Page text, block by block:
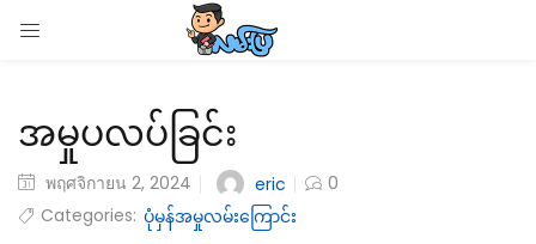
အမှုပလပ်ခြင်း
พฤศจิกายน 2, 2024 eric
0
Categories: ပုံမှန်အမှုလမ်းကြောင်း
Enter your username and password to login.